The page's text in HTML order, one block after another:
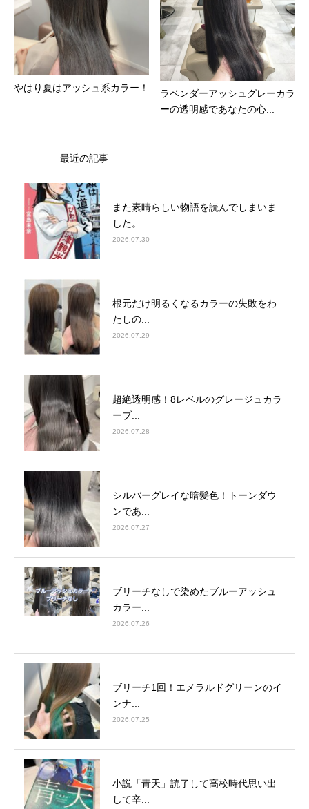
やはり夏はアッシュ系カラー！
ラベンダーアッシュグレーカラ
ーの透明感であなたの心...
最近の記事
また素晴らしい物語を読んでしまいま
した。
2026.07.30
根元だけ明るくなるカラーの失敗をわ
たしの...
2026.07.29
超絶透明感！8レベルのグレージュカラ
ーブ...
2026.07.28
シルバーグレイな暗髪色！トーンダウ
ンであ...
2026.07.27
ブリーチなしで染めたブルーアッシュ
カラー...
2026.07.26
ブリーチ1回！エメラルドグリーンのイ
ンナ...
2026.07.25
小説「青天」読了して高校時代思い出
して辛...